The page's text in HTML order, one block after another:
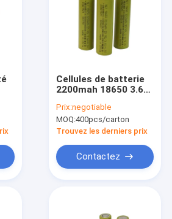
Cellules de batterie
2200mah 18650 3.6V
protection élevée
pour EV
Prix:negotiable
MOQ:400pcs/carton
Trouvez les derniers prix
Contactez